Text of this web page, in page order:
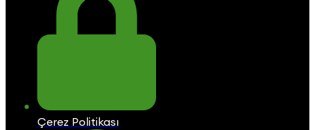
Çerez Politikası